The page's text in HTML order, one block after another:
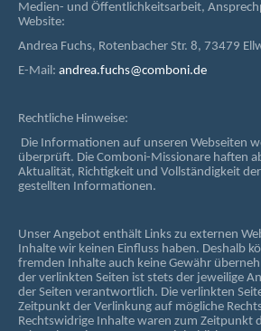
Medien- und Öffentlichkeitsarbeit,
Website:
Andrea Fuchs, Rotenbacher Str. 8, 73479
E-Mail: andrea.fuchs@comboni.de
Rechtliche Hinweise:
Die Informationen auf unseren Webseiten
überprüft. Die Comboni-Missionare haften
Aktualität, Richtigkeit und Vollständigkeit
gestellten Informationen.
Unser Angebot enthält Links zu externen
Inhalte wir keinen Einfluss haben. Deshalb
fremden Inhalte auch keine Gewähr
der verlinkten Seiten ist stets der jeweilige
der Seiten verantwortlich. Die verlinkten
Zeitpunkt der Verlinkung auf mögliche
Rechtswidrige Inhalte waren zum Zeitpunkt